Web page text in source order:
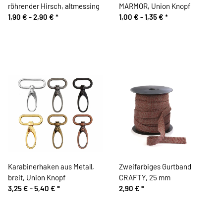
röhrender Hirsch, altmessing
1,90 € -2,90 € *
MARMOR, Union Knopf
1,00 € -1,35 € *
Karabinerhaken aus Metall,
breit, Union Knopf
3,25 € -5,40 € *
Zweifarbiges Gurtband
CRAFTY, 25 mm
2,90 € *